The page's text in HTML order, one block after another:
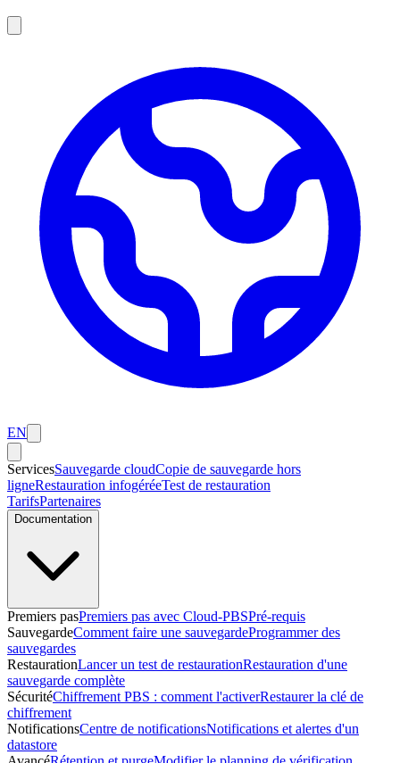
EN
ServicesSauvegarde cloudCopie de sauvegarde hors
ligneRestauration infogéréeTest de restauration
TarifsPartenaires
Documentation
Premiers pasPremiers pas avec Cloud-PBSPré-requis
SauvegardeComment faire une sauvegardeProgrammer des
sauvegardes
RestaurationLancer un test de restaurationRestauration d'une
sauvegarde complète
SécuritéChiffrement PBS : comment l'activerRestaurer la clé de
chiffrement
NotificationsCentre de notificationsNotifications et alertes d'un
datastore